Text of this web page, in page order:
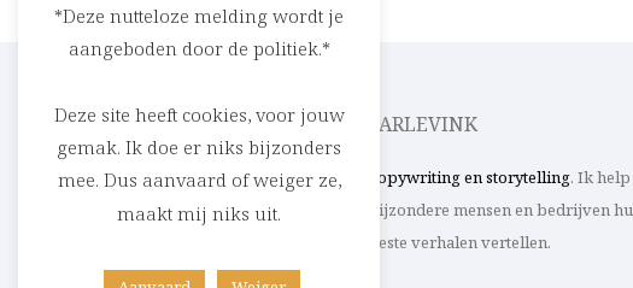
CEDRIC RASKIN
Verhalen in woord en beeld. Uit ’t Stad,
de parking of de rest van de wereld.
PARLEVINK
Copywriting en storytelling. Ik help
bijzondere mensen en bedrijven
beste verhalen vertellen.
*Deze nutteloze melding wordt je
aangeboden door de politiek.*
Deze site heeft cookies, voor jouw
gemak. Ik doe er niks bijzonders
mee. Dus aanvaard of weiger ze,
maakt mij niks uit.